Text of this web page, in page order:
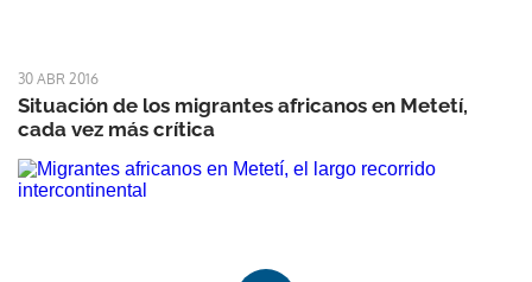
30 ABR 2016
Situación de los migrantes africanos en Metetí,
cada vez más crítica